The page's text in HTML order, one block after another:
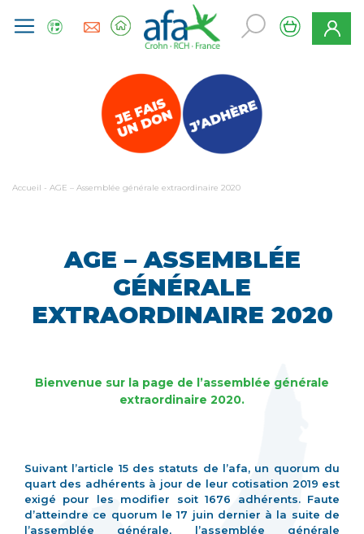
Accueil - AGE – Assemblée générale extraordinaire 2020
AGE – ASSEMBLÉE
GÉNÉRALE
EXTRAORDINAIRE 2020
Bienvenue sur la page de l’assemblée générale
extraordinaire 2020.
Suivant l’article 15 des statuts de l’afa, un quorum du
quart des adhérents à jour de leur cotisation 2019 est
exigé pour les modifier soit 1676 adhérents. Faute
d’atteindre ce quorum le 17 juin dernier à la suite de
l’assemblée générale, l’assemblée générale